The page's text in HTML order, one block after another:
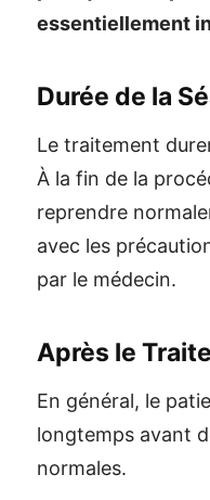
essentiellement
Durée de la
Le traitement
À la fin de la
reprendre
avec les
par le médecin.
Après le
En général, le
longtemps avant
normales.